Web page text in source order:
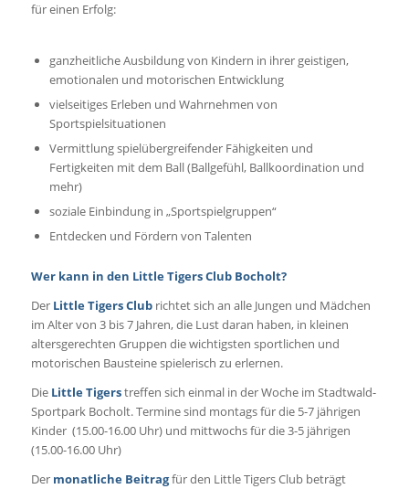
für einen Erfolg:
ganzheitliche Ausbildung von Kindern in ihrer geistigen,
emotionalen und motorischen Entwicklung
vielseitiges Erleben und Wahrnehmen von
Sportspielsituationen
Vermittlung spielübergreifender Fähigkeiten und
Fertigkeiten mit dem Ball (Ballgefühl, Ballkoordination und
mehr)
soziale Einbindung in „Sportspielgruppen“
Entdecken und Fördern von Talenten
Wer kann in den Little Tigers Club Bocholt?
Der Little Tigers Clubrichtet sich an alle Jungen und Mädchen
im Alter von 3 bis 7 Jahren, die Lust daran haben, in kleinen
altersgerechten Gruppen die wichtigsten sportlichen und
motorischen Bausteine spielerisch zu erlernen.
Die Little Tigerstreffen sich einmal in der Woche im Stadtwald-
Sportpark Bocholt. Termine sind montags für die 5-7 jährigen
Kinder (15.00-16.00 Uhr) und mittwochs für die 3-5 jährigen
(15.00-16.00 Uhr)
Der monatliche Beitragfür den Little Tigers Club beträgt